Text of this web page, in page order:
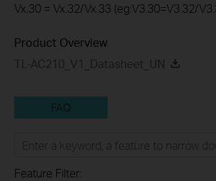
Vx.30 = Vx.32/Vx.33 (eg:V3.30=V3.32/
Product Overview
TL-AC210_V1_Datasheet_UN
FAQ
Feature Filter: